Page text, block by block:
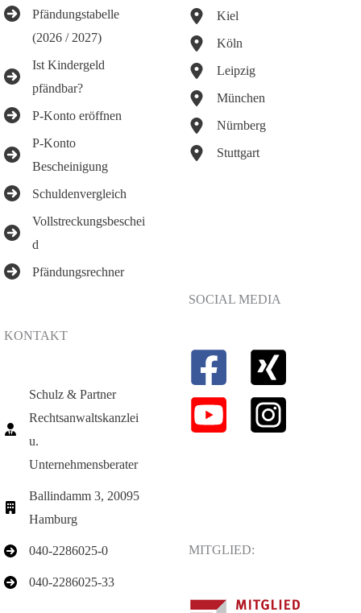
Pfändungstabelle
(2026 / 2027)
Ist Kindergeld
pfändbar?
P-Konto eröffnen
P-Konto
Bescheinigung
Schuldenvergleich
Vollstreckungsbeschei
d
Pfändungsrechner
Kiel
Köln
Leipzig
München
Nürnberg
Stuttgart
KONTAKT
Schulz & Partner
Rechtsanwaltskanzlei
u.
Unternehmensberater
Ballindamm 3, 20095
Hamburg
040-2286025-0
040-2286025-33
SOCIAL MEDIA
MITGLIED: